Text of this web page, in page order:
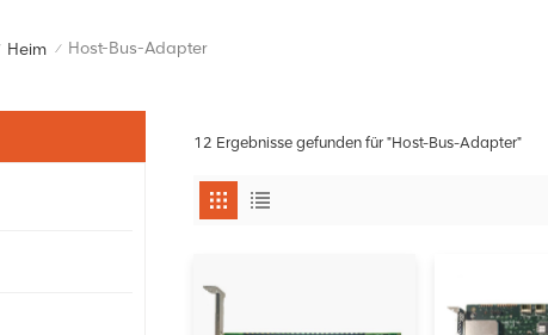
Heim / Host-Bus-Adapter
12 Ergebnisse gefunden für "Host-Bus-Adapter"